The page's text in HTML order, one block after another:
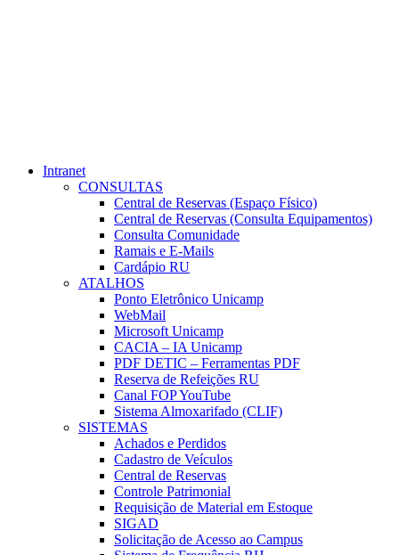
Intranet
CONSULTAS
Central de Reservas (Espaço Físico)
Central de Reservas (Consulta Equipamentos)
Consulta Comunidade
Ramais e E-Mails
Cardápio RU
ATALHOS
Ponto Eletrônico Unicamp
WebMail
Microsoft Unicamp
CACIA – IA Unicamp
PDF DETIC – Ferramentas PDF
Reserva de Refeições RU
Canal FOP YouTube
Sistema Almoxarifado (CLIF)
SISTEMAS
Achados e Perdidos
Cadastro de Veículos
Central de Reservas
Controle Patrimonial
Requisição de Material em Estoque
SIGAD
Solicitação de Acesso ao Campus